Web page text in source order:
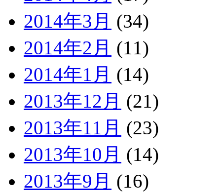
2014年3月 (34)
2014年2月 (11)
2014年1月 (14)
2013年12月 (21)
2013年11月 (23)
2013年10月 (14)
2013年9月 (16)